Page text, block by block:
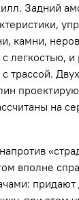
Задний
камни,
легкостью,
трассой.
на
вполне